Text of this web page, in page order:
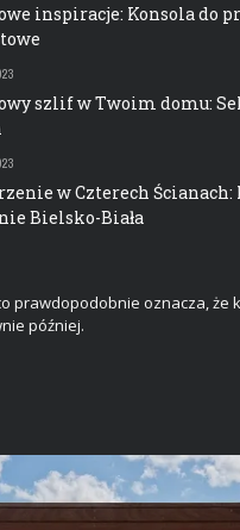
inspiracje: Konsola do
szlif w Twoim domu:
w Czterech Ścianach:
Bielsko-Biała
prawdopodobnie oznacza, że
później.